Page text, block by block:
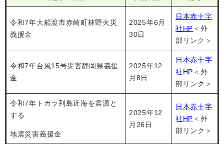
令和7年大船渡市赤崎町林野火災
義援金
2025年6月
30日
日本赤十字
社HP ＜外
部リンク＞
令和7年台風15号災害静岡県義援
金
2025年12
月8日
日本赤十字
社HP ＜外
部リンク＞
令和7年トカラ列島近海を震源と
する
地震災害義援金
2025年12
月26日
日本赤十字
社HP ＜外
部リンク＞